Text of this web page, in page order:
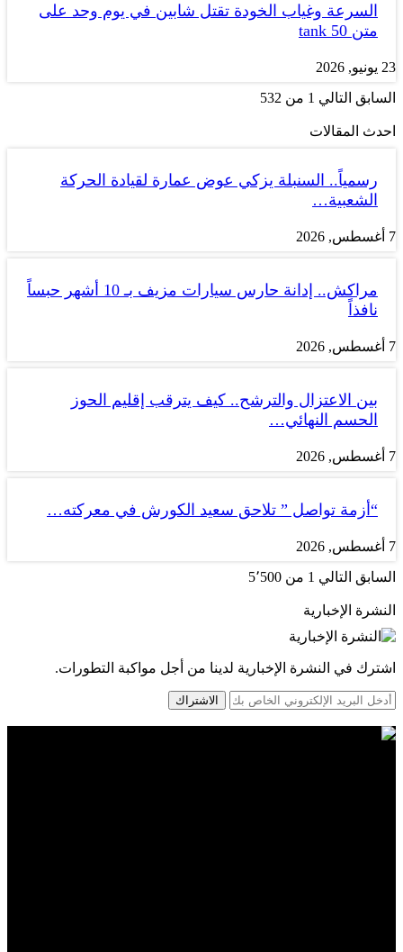
السرعة وغياب الخودة تقتل شابين في يوم وحد على
متن tank 50
23 يونيو, 2026
السابق التالي 1 من 532
احدث المقالات
رسمياً.. السنبلة يزكي عوض عمارة لقيادة الحركة
الشعبية…
7 أغسطس, 2026
مراكش.. إدانة حارس سيارات مزيف بـ 10 أشهر حبساً
نافذاً
7 أغسطس, 2026
بين الاعتزال والترشح.. كيف يترقب إقليم الحوز
الحسم النهائي…
7 أغسطس, 2026
“أزمة تواصل ” تلاحق سعيد الكورش في معركته…
7 أغسطس, 2026
السابق التالي 1 من 5٬500
النشرة الإخبارية
اشترك في النشرة الإخبارية لدينا من أجل مواكبة التطورات.
الاشتراك